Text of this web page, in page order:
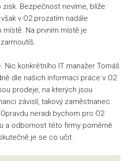
zisk. Bezpečnost nevíme, blíže
v O2 prozatím nadále
místě. Na prvním místě je
Nic konkrétního IT manažer Tomáš
dle našich informací práce v O2
prodeje, na kterých jsou
závislí, takový zaměstnanec
neradi bychom pro O2
a odbornost této firmy poměrně
je se co učit.